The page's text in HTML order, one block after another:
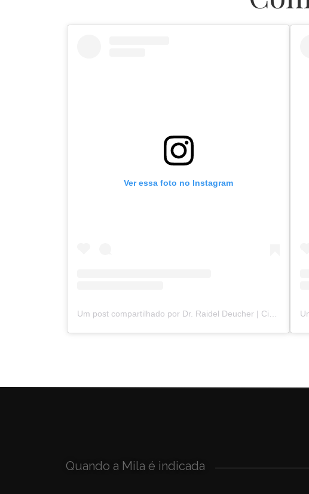
Ver essa foto no Instagram
Um post compartilhado por Dr. Raidel Deucher | Cirurgião Plástico | Florianópolis - SC (@dr.raidel)
Quando a Mila é indicada